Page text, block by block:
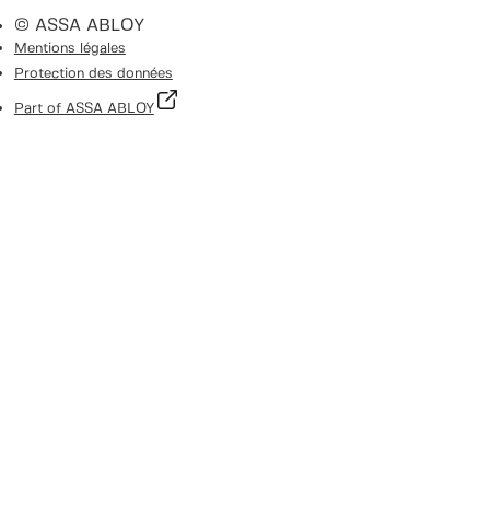
© ASSA ABLOY
Mentions légales
Protection des données
Part of ASSA ABLOY